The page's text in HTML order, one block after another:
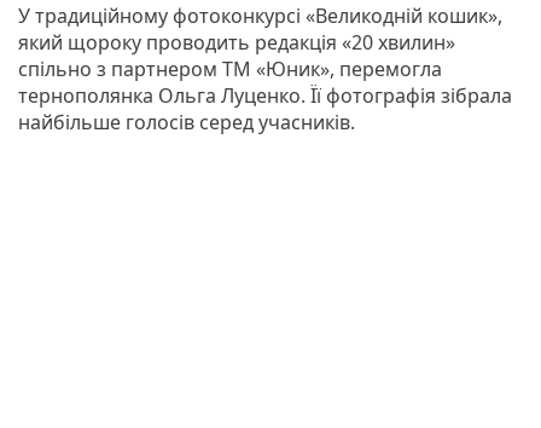
У традиційному фотоконкурсі «Великодній кошик»,
який щороку проводить редакція «20 хвилин»
спільно з партнером ТМ «Юник», перемогла
тернополянка Ольга Луценко. Її фотографія зібрала
найбільше голосів серед учасників.